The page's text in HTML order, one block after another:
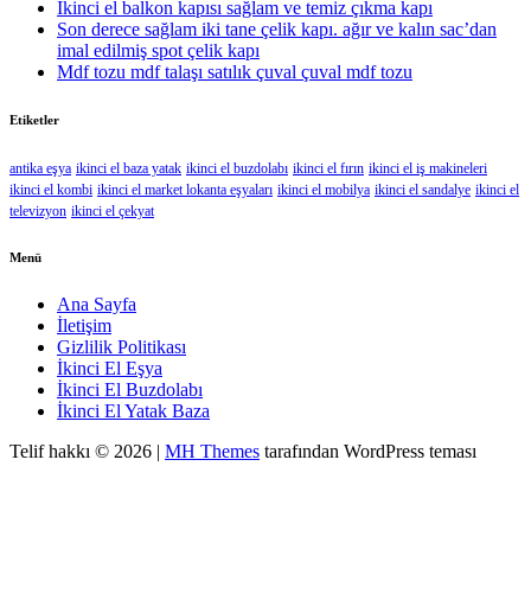
İkinci el balkon kapısı sağlam ve temiz çıkma kapı
Son derece sağlam iki tane çelik kapı. ağır ve kalın sac’dan
imal edilmiş spot çelik kapı
Mdf tozu mdf talaşı satılık çuval çuval mdf tozu
Etiketler
antika eşya ikinci el baza yatak ikinci el buzdolabı ikinci el fırın ikinci el iş makineleri
ikinci el kombi ikinci el market lokanta eşyaları ikinci el mobilya ikinci el sandalye ikinci el
televizyon ikinci el çekyat
Menü
Ana Sayfa
İletişim
Gizlilik Politikası
İkinci El Eşya
İkinci El Buzdolabı
İkinci El Yatak Baza
Telif hakkı © 2026 | MH Themes tarafından WordPress teması